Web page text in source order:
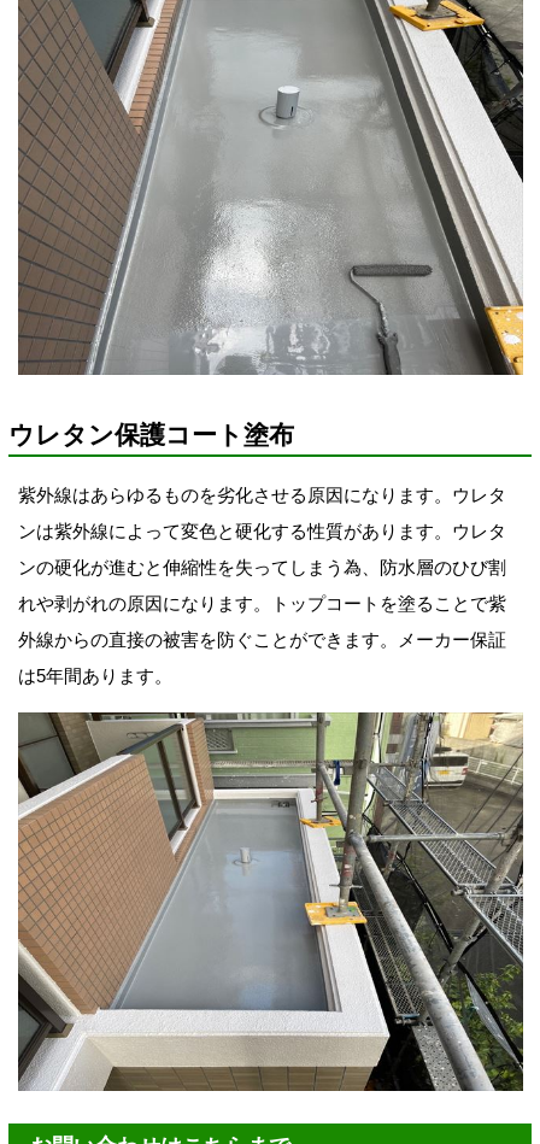
ウレタン保護コート塗布
紫外線はあらゆるものを劣化させる原因になります。ウレタ
ンは紫外線によって変色と硬化する性質があります。ウレタ
ンの硬化が進むと伸縮性を失って しまう為、防水層のひび割
れや剥がれの原因になります。トップコートを塗ることで紫
外線からの直接の被害を防ぐことができます。メーカー保証
は5年間あります。